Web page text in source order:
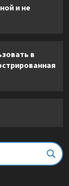
и не
в
и не